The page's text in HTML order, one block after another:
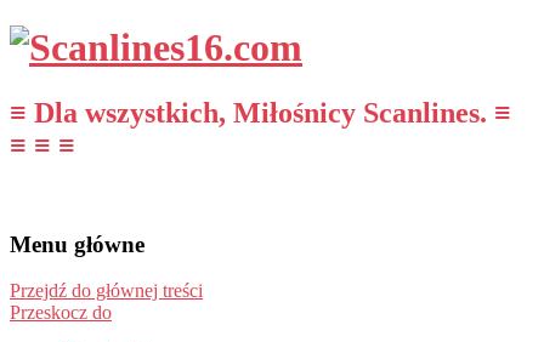
≡ Dla wszystkich, Miłośnicy Scanlines. ≡
≡ ≡ ≡
Menu główne
Przejdź do głównej treści
Przeskocz do